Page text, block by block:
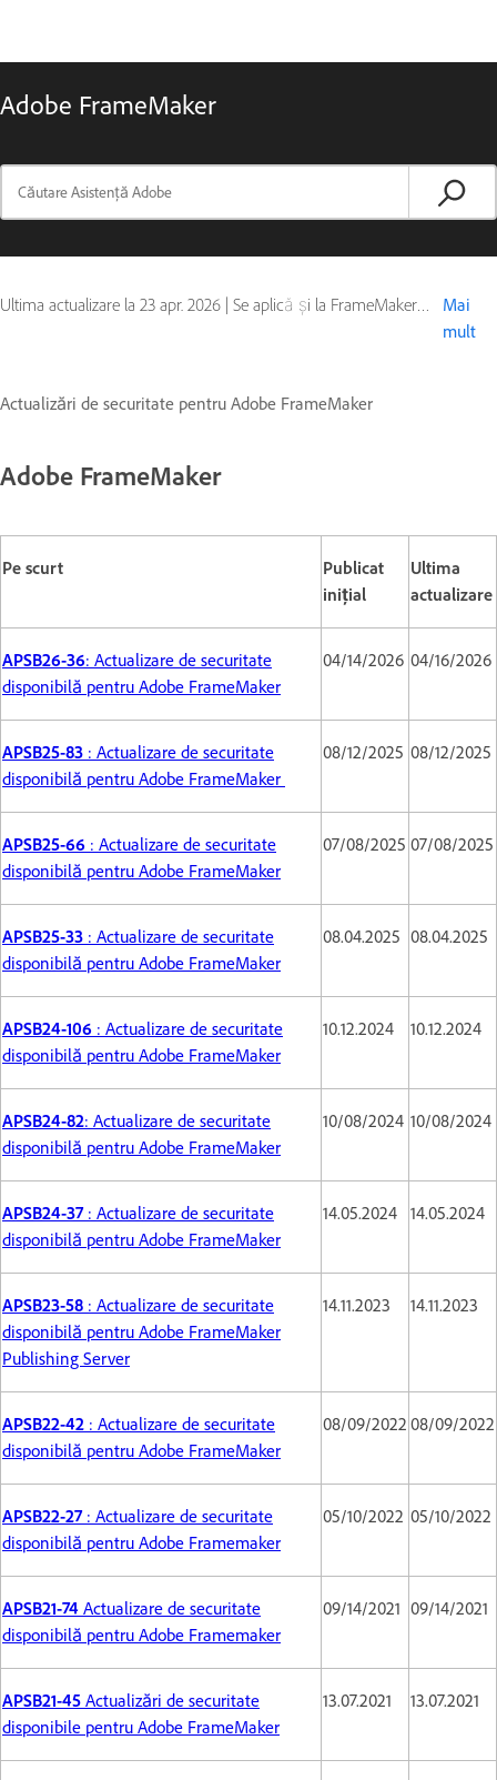
Adobe FrameMaker
Ultima actualizare la 23 apr. 2026 | Se aplică și la FrameMaker (2019 release)
Mai
mult
Actualizări de securitate pentru Adobe FrameMaker
Adobe FrameMaker
Pe scurt
Publicat
inițial
Ultima
actualizare
APSB26-36: Actualizare de securitate
disponibilă pentru Adobe FrameMaker
04/14/2026 04/16/2026
APSB25-83 : Actualizare de securitate
disponibilă pentru Adobe FrameMaker
08/12/2025 08/12/2025
APSB25-66 : Actualizare de securitate
disponibilă pentru Adobe FrameMaker
07/08/2025 07/08/2025
APSB25-33 : Actualizare de securitate
disponibilă pentru Adobe FrameMaker
08.04.2025 08.04.2025
APSB24-106 : Actualizare de securitate
disponibilă pentru Adobe FrameMaker
10.12.2024 10.12.2024
APSB24-82: Actualizare de securitate
disponibilă pentru Adobe FrameMaker
10/08/2024 10/08/2024
APSB24-37 : Actualizare de securitate
disponibilă pentru Adobe FrameMaker
14.05.2024 14.05.2024
APSB23-58 : Actualizare de securitate
disponibilă pentru Adobe FrameMaker
Publishing Server
14.11.2023 14.11.2023
APSB22-42 : Actualizare de securitate
disponibilă pentru Adobe FrameMaker
08/09/2022 08/09/2022
APSB22-27: Actualizare de securitate
disponibilă pentru Adobe Framemaker
05/10/2022 05/10/2022
APSB21-74 Actualizare de securitate
disponibilă pentru Adobe Framemaker
09/14/2021 09/14/2021
APSB21-45 Actualizări de securitate
disponibile pentru Adobe FrameMaker
13.07.2021 13.07.2021